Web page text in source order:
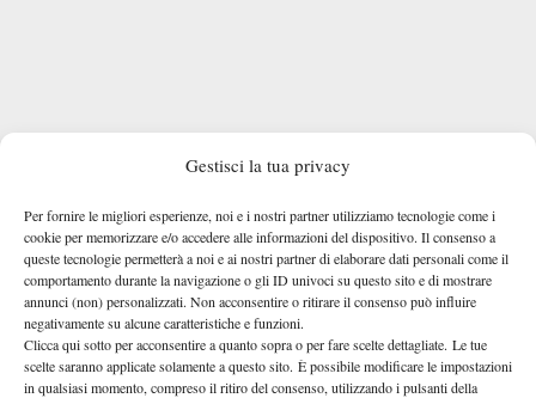
Gestisci la tua privacy
Per fornire le migliori esperienze, noi e i nostri partner utilizziamo tecnologie come i
cookie per memorizzare e/o accedere alle informazioni del dispositivo. Il consenso a
queste tecnologie permetterà a noi e ai nostri partner di elaborare dati personali come il
comportamento durante la navigazione o gli ID univoci su questo sito e di mostrare
annunci (non) personalizzati. Non acconsentire o ritirare il consenso può influire
negativamente su alcune caratteristiche e funzioni.
Clicca qui sotto per acconsentire a quanto sopra o per fare scelte dettagliate. Le tue
scelte saranno applicate solamente a questo sito. È possibile modificare le impostazioni
in qualsiasi momento, compreso il ritiro del consenso, utilizzando i pulsanti della
DOVE SEGUIRE IL MATCH DI SINNER
PROGRAMMA COMPLETO
Manolo Santana Stadium
non prima delle ore 16.00 –(1) Sinner
non prima delle ore 20.00 – Blockx vs(10) Cobolli/ (2) Zverev